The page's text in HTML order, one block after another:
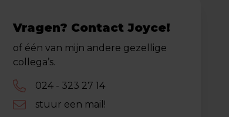
Vragen? Contact Joyce!
of één van mijn andere gezellige
collega’s.
024 - 323 27 14
stuur een mail!